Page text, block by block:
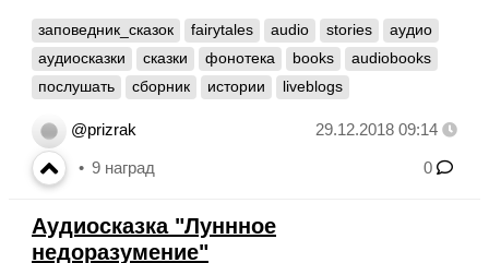
заповедник_сказок fairytales audio stories
аудио
аудиосказки
сказки фонотека books
audiobooks
послушать
сборник истории liveblogs
@prizrak 29.12.2018 09:14
9 наград 0
Аудиосказка "Луннное
недоразумение"